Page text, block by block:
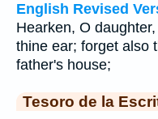
English Revised
Hearken, O
thine ear; forget also
father's house;
Tesoro de la